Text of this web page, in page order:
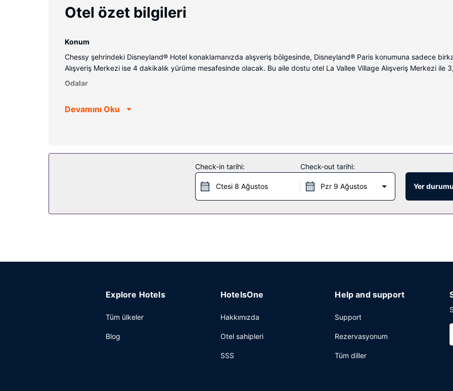
Otel özet bilgileri
Konum
Chessy şehrindeki Disneyland® Hotel konaklamanızda alışveriş bölgesinde, Disneyland® Paris konumuna sadece
Alışveriş Merkezi ise 4 dakikalık yürüme mesafesinde olacak. Bu aile dostu otel La Vallee Village Alışveriş Merkezi ile
Odalar
vardır. Özel banyoda ücretsiz banyo/kozmetik ürünleri ve saç kurutma makinesi vardır. Misafirlerimize telefon, emanet
stili otelde misafirlere ücretsiz kablosuz İnternet, danışma (concierge) hizmetleri ve otelde hediyelik eşya dükkânı/
çalışan (ücretli) bölge servisiyle yakındaki görülmesi gereken yerlere ulaşmak çok kolay.
Uluslar arası mutfak alanında uzman olan La Table de Lumière yemek servisi için ideal, bu otelde toplam 3 restoran
mevcut. Barda/oturma salonunda misafirlerimize içecek servisi yapılmaktadır. Misafirlere her gün 07.30 ve 10.30
Devamını Oku
Check-in tarihi:
Ctesi 8 Ağustos
Check-out tarihi:
Pzr 9 Ağustos Yer
Explore Hotels
Tüm ülkeler
Blog
HotelsOne
Hakkımızda
Otel sahipleri
SSS
Help and support
Support
Rezervasyonum
Tüm diller